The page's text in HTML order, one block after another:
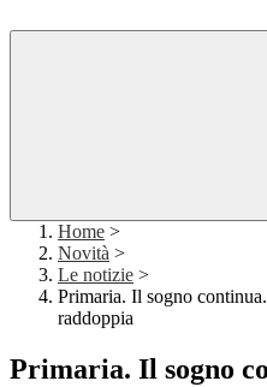
Home >
Novità >
Le notizie >
Primaria. Il sogno
raddoppia
Primaria. Il sogno